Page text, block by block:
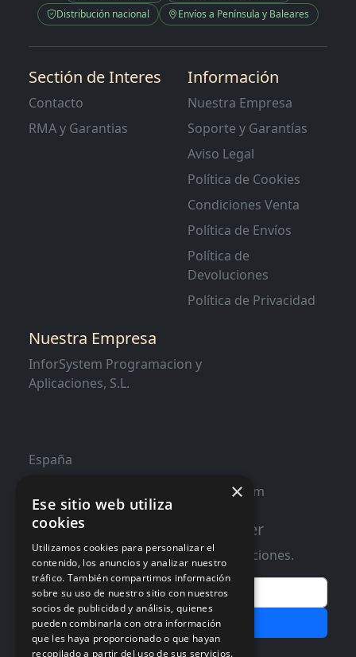
Distribución nacional
Envíos a Península y Baleares
Sectión de Interes
Contacto
RMA y Garantias
Información
Nuestra Empresa
Soporte y Garantías
Aviso Legal
Política de Cookies
Condiciones Venta
Política de Envíos
Política de
Devoluciones
Política de Privacidad
Nuestra Empresa
InforSystem Programacion y
Aplicaciones, S.L.
España
contacto@distribucioninformatica.com
Suscribete a nuestro Newsletter
Te informaremos de ofertas y promociones.
Email
Subscribir
×
Ese sitio web utiliza
cookies
Utilizamos cookies para personalizar el
contenido, los anuncios y analizar nuestro
tráfico. También compartimos información
sobre su uso de nuestro sitio con nuestros
socios de publicidad y análisis, quienes
pueden combinarla con otra información
que les haya proporcionado o que hayan
recopilado a partir del uso de sus servicios.